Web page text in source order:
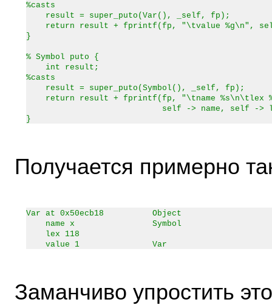
%casts
result = super_puto(Var(), _self, fp);
return result + fprintf(fp, "\tvalue %g\n",
}
% Symbol puto {
int result;
%casts
result = super_puto(Symbol(), _self, fp);
return result + fprintf(fp, "\tname %s\n\tlex
self -> name, self ->
}
Получается примерно
Var at 0x50ecb18 Object
name x Symbol
lex 118
value 1 Var
Заманчиво упростить